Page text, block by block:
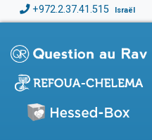
+972.2.37.41.515 Israël